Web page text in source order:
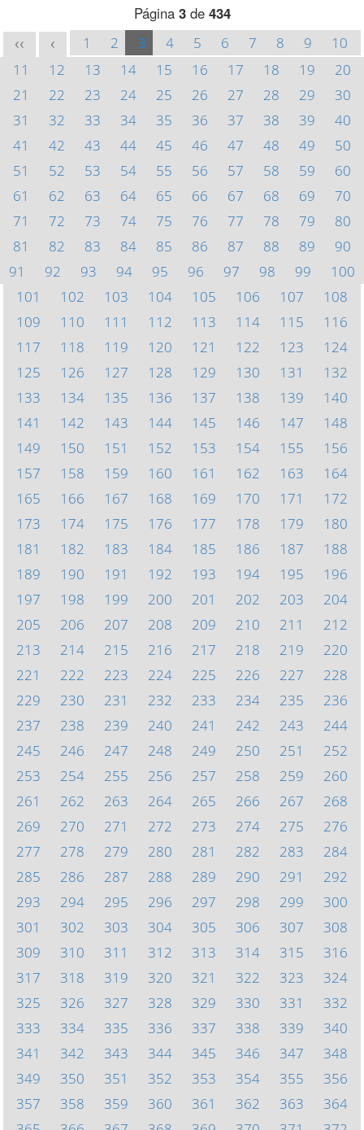
Página 3de 434
<< < 1 2 3 4 5 6 7 8 9
10
11
12 13 14 15 16 17 18 19
20
21
22 23 24 25 26 27 28 29
30
31
32 33 34 35 36 37 38 39
40
41
42 43 44 45 46 47 48 49
50
51
52 53 54 55 56 57 58 59
60
61
62 63 64 65 66 67 68 69
70
71
72 73 74 75 76 77 78 79
80
81
82 83 84 85 86 87 88 89
90
91
92 93 94 95 96 97 98 99
100
101
102 103 104 105 106 107
108
109
110 111 112 113 114 115
116
117
118 119 120 121 122 123
124
125
126 127 128 129 130 131
132
133
134 135 136 137 138 139
140
141
142 143 144 145 146 147
148
149
150 151 152 153 154 155
156
157
158 159 160 161 162 163
164
165
166 167 168 169 170 171
172
173
174 175 176 177 178 179
180
181
182 183 184 185 186 187
188
189
190 191 192 193 194 195
196
197
198 199 200 201 202 203
204
205
206 207 208 209 210 211
212
213
214 215 216 217 218 219
220
221
222 223 224 225 226 227
228
229
230 231 232 233 234 235
236
237
238 239 240 241 242 243
244
245
246 247 248 249 250 251
252
253
254 255 256 257 258 259
260
261
262 263 264 265 266 267
268
269
270 271 272 273 274 275
276
277
278 279 280 281 282 283
284
285
286 287 288 289 290 291
292
293
294 295 296 297 298 299
300
301
302 303 304 305 306 307
308
309
310 311 312 313 314 315
316
317
318 319 320 321 322 323
324
325
326 327 328 329 330 331
332
333
334 335 336 337 338 339
340
341
342 343 344 345 346 347
348
349
350 351 352 353 354 355
356
357
358 359 360 361 362 363
364